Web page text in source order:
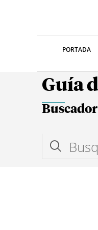
PORTADA
Guía